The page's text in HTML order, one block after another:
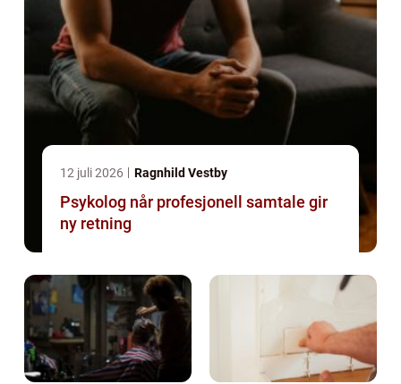
12 juli 2026 Ragnhild Vestby
Psykolog når profesjonell samtale gir
ny retning